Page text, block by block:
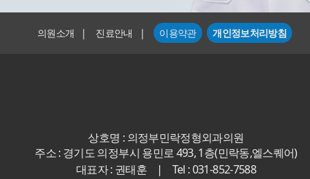
의원소개 | 진료안내 | 이용약관 개인정보처리방침
상호명 : 의정부민락정형외과의원
주소 : 경기도 의정부시 용민로 493, 1층(민락동,엘스퀘어)
대표자 : 권태훈
|
Tel : 031-852-7588